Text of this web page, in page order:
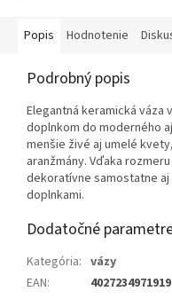
Popis Hodnotenie
Podrobný popis
Elegantná keramická
doplnkom do moderného
menšie živé aj umelé
aranžmány. Vďaka
dekoratívne samostatne
doplnkami.
Dodatočné
Kategória: vázy
EAN: 4027234971919